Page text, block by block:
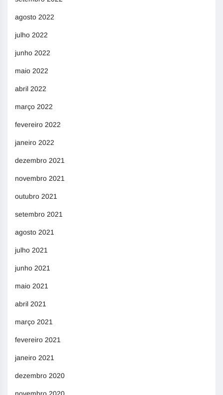
agosto 2022
julho 2022
junho 2022
maio 2022
abril 2022
março 2022
fevereiro 2022
janeiro 2022
dezembro 2021
novembro 2021
outubro 2021
setembro 2021
agosto 2021
julho 2021
junho 2021
maio 2021
abril 2021
março 2021
fevereiro 2021
janeiro 2021
dezembro 2020